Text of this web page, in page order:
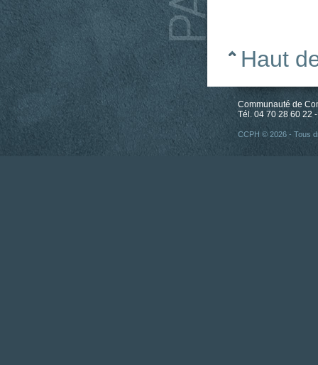
Haut
Communauté de
Tél. 04 70 28 60 22
CCPH © 2026 - Tous